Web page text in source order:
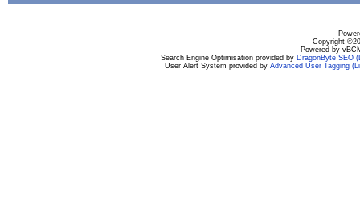
Copyright
Powered by
Search Engine Optimisation provided by DragonByte SEO
User Alert System provided by Advanced User Tagging